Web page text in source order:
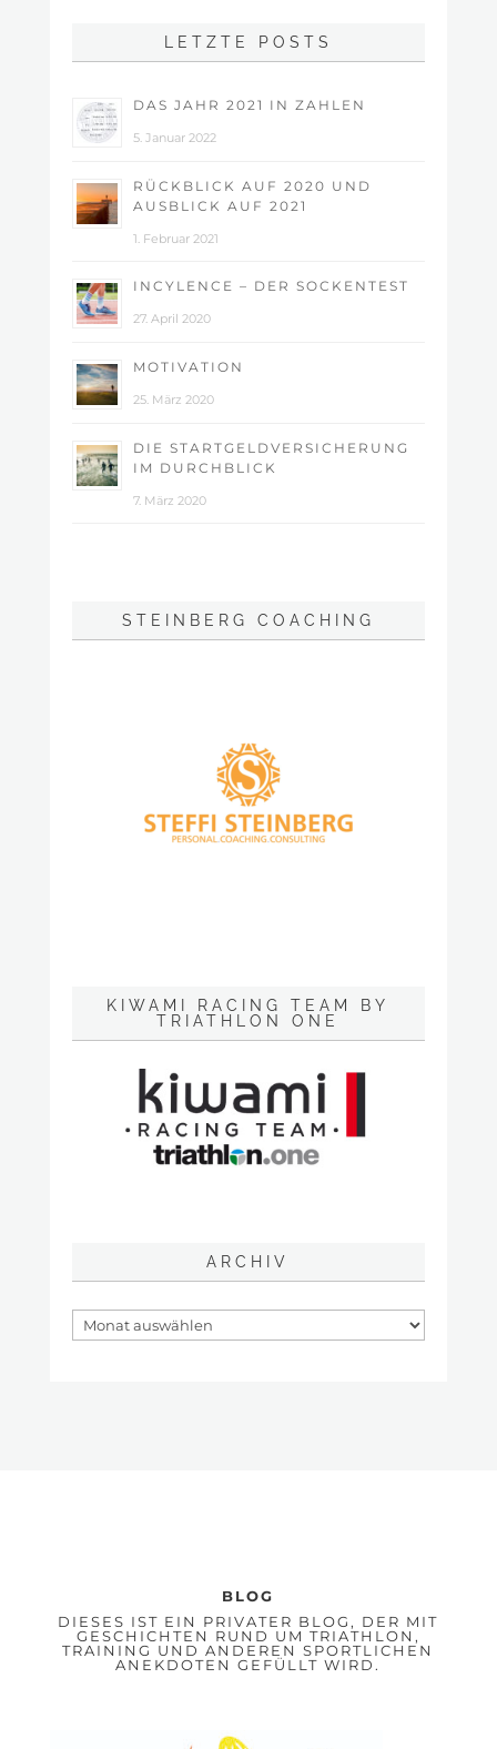
LETZTE POSTS
DAS JAHR 2021 IN ZAHLEN
5. Januar 2022
RÜCKBLICK AUF 2020 UND
AUSBLICK AUF 2021
1. Februar 2021
INCYLENCE – DER SOCKENTEST
27. April 2020
MOTIVATION
25. März 2020
DIE STARTGELDVERSICHERUNG
IM DURCHBLICK
7. März 2020
STEINBERG COACHING
KIWAMI RACING TEAM BY
TRIATHLON ONE
ARCHIV
BLOG
DIESES IST EIN PRIVATER BLOG, DER MIT
GESCHICHTEN RUND UM TRIATHLON,
TRAINING UND ANDEREN SPORTLICHEN
ANEKDOTEN GEFÜLLT WIRD.